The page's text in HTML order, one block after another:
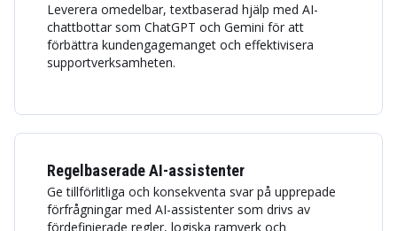
Leverera omedelbar, textbaserad hjälp med AI-
chattbottar som ChatGPT och Gemini för att
förbättra kundengagemanget och effektivisera
supportverksamheten.
Regelbaserade AI-assistenter
Ge tillförlitliga och konsekventa svar på upprepade
förfrågningar med AI-assistenter som drivs av
fördefinierade regler, logiska ramverk och